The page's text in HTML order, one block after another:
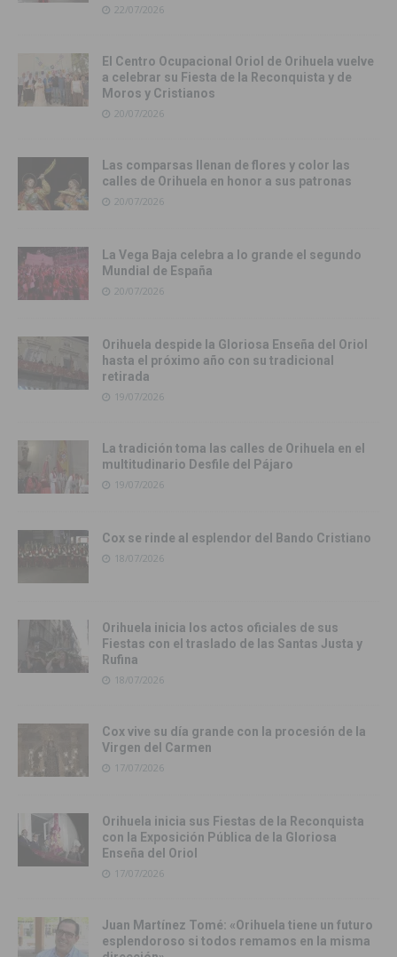
22/07/2026
El Centro Ocupacional Oriol de Orihuela vuelve
a celebrar su Fiesta de la Reconquista y de
Moros y Cristianos
20/07/2026
Las comparsas llenan de flores y color las
calles de Orihuela en honor a sus patronas
20/07/2026
La Vega Baja celebra a lo grande el segundo
Mundial de España
20/07/2026
Orihuela despide la Gloriosa Enseña del Oriol
hasta el próximo año con su tradicional
retirada
19/07/2026
La tradición toma las calles de Orihuela en el
multitudinario Desfile del Pájaro
19/07/2026
Cox se rinde al esplendor del Bando Cristiano
18/07/2026
Orihuela inicia los actos oficiales de sus
Fiestas con el traslado de las Santas Justa y
Rufina
18/07/2026
Cox vive su día grande con la procesión de la
Virgen del Carmen
17/07/2026
Orihuela inicia sus Fiestas de la Reconquista
con la Exposición Pública de la Gloriosa
Enseña del Oriol
17/07/2026
Juan Martínez Tomé: «Orihuela tiene un futuro
esplendoroso si todos remamos en la misma